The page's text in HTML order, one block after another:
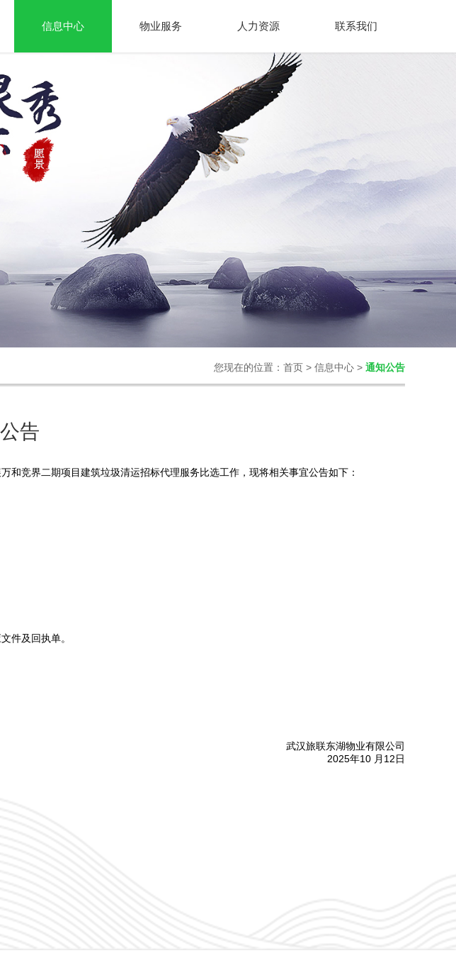
信息中心 物业服务 人力资源 联系我们
您现在的位置： 首页 > 信息中心 > 通知公告
告
和竞界二期项目建筑垃圾清运招标代理服务比选工作，现将相关事宜公告如下：
件及回执单。
武汉旅联东湖物业有限公司
2025年10 月12日